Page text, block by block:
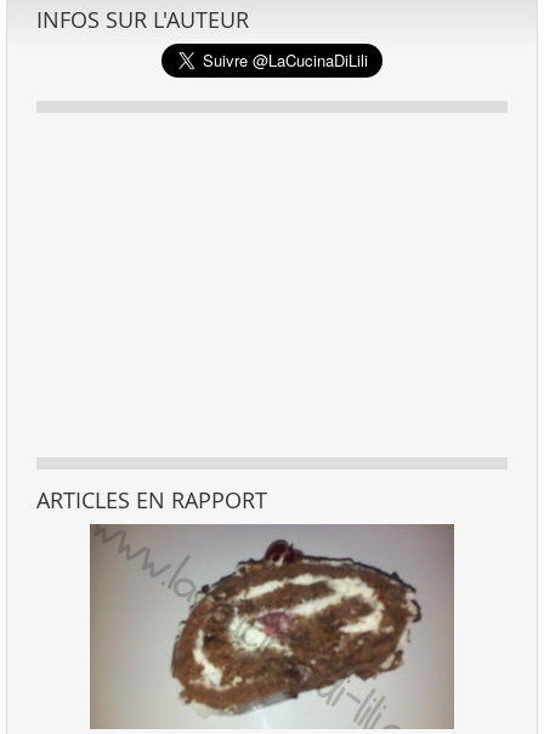
INFOS SUR L'AUTEUR
ARTICLES EN RAPPORT